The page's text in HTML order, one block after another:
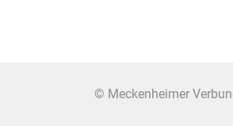
© Meckenheimer